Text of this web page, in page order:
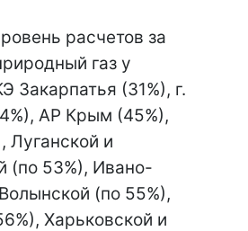
расчетов за
газ у
Закарпатья (31%), г.
АР Крым (45%),
Луганской и
(по 53%), Ивано-
(по 55%),
Харьковской и